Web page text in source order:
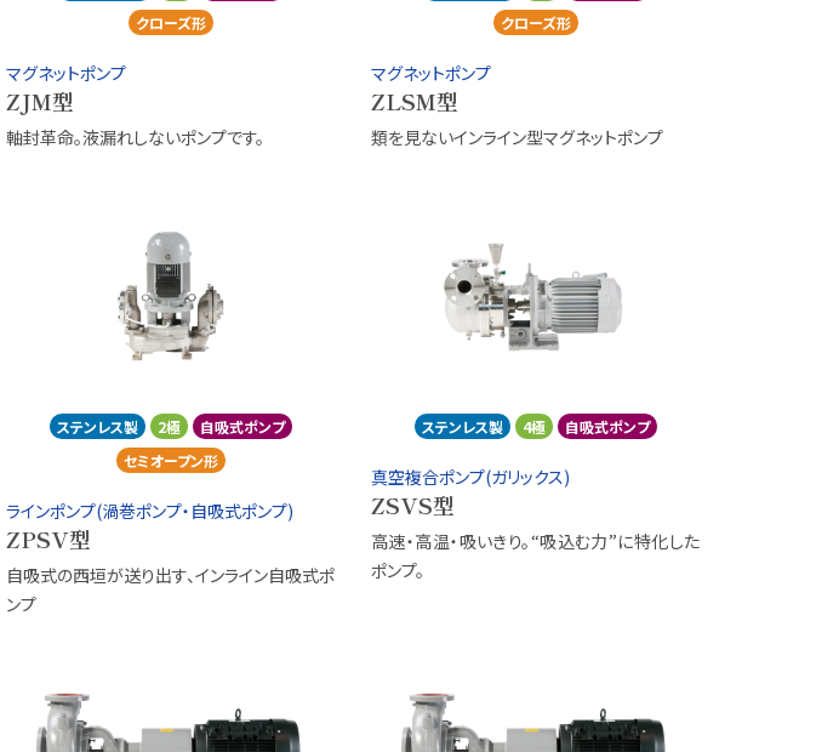
クローズ形
マグネットポンプ
ZJM型
軸封革命。液漏れしないポンプです。
クローズ形
マグネットポンプ
ZLSM型
類を見ないインライン型マグネットポンプ
ステンレス製 2極
自吸式ポンプ
セミオープン形
ラインポンプ(渦巻ポンプ・自吸式ポンプ)
ZPSV型
自吸式の西垣が送り出す、インライン自吸式ポ
ンプ
ステンレス製 4極 自吸式ポンプ
真空複合ポンプ(ガリックス)
ZSVS型
高速・高温・吸いきり。“吸込む力”に特化した
ポンプ。